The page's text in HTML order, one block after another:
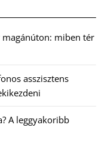
magánúton: miben tér
asszisztens
A leggyakoribb